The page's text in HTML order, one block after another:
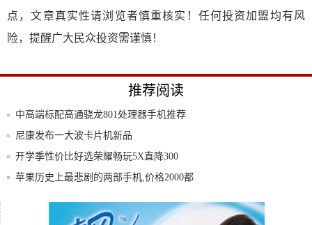
点，文章真实性请浏览者慎重核实！任何投资加盟均有风
险，提醒广大民众投资需谨慎！
推荐阅读
中高端标配高通骁龙801处理器手机推荐
尼康发布一大波卡片机新品
开学季性价比好选荣耀畅玩5X直降300
苹果历史上最悲剧的两部手机,价格2000都
污水处理行业系统升级 “中信方案”引行业